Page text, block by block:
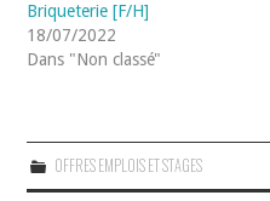
Briqueterie [F/H]
18/07/2022
Dans "Non classé"
OFFRES EMPLOIS ET STAGES